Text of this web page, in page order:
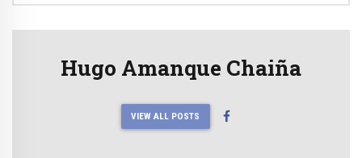
Hugo Amanque Chaiña
VIEW ALL POSTS